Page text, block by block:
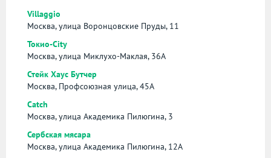
Villaggio
Москва, улица Воронцовские Пруды, 11
Токио-City
Москва, улица Миклухо-Маклая, 36А
Стейк Хаус Бутчер
Москва, Профсоюзная улица, 45А
Catch
Москва, улица Академика Пилюгина, 3
Сербская мясара
Москва, улица Академика Пилюгина, 12А